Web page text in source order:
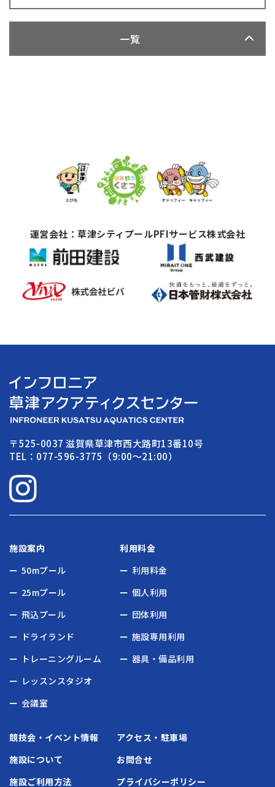
一覧
運営会社：草津シティプールPFIサービス株式会社
〒525-0037 滋賀県草津市西大路町13番10号
TEL：077-596-3775（9:00〜21:00）
施設案内
50mプール
25mプール
飛込プール
ドライランド
トレーニングルーム
レッスンスタジオ
会議室
利用料金
利用料金
個人利用
団体利用
施設専用利用
器具・備品利用
競技会・イベント情報
施設について
施設ご利用方法
アクセス・駐車場
お問合せ
プライバシーポリシー